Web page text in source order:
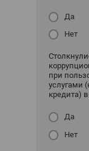
Да
Нет
при
услугами
кредита)
Да
Нет